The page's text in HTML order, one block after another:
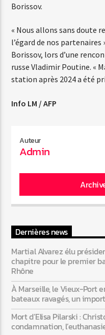
Web-Radio-
Web-Radio-
Web-Radio-
Borissov.
« Nous allons sans doute
l’égard de nos partenaires
Borissov, lors d’une
russe Vladimir Poutine. «
station après 2024 a été
Info LM / AFP
Auteur
Admin
Dernières news
Martial Alvarez élu
chapitre pour le premier
Rhône
À Marseille, le Vieux-Port
bateaux ravagés, un
Mort d’Elisa Pilarski :
condamnation,